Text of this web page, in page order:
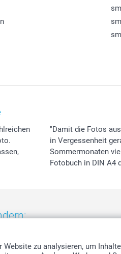
zu analysieren, um
"Damit die Fotos
in Vergessenheit
Sommermonaten
Fotobuch in DIN A4